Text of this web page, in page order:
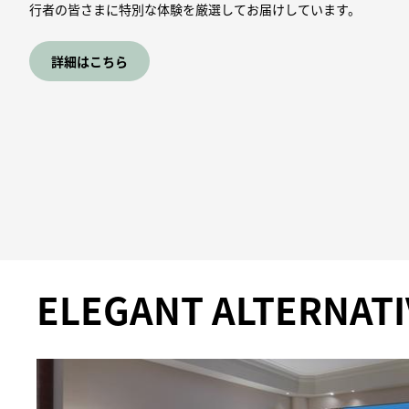
行者の皆さまに特別な体験を厳選してお届けしています。
詳細はこちら
ELEGANT